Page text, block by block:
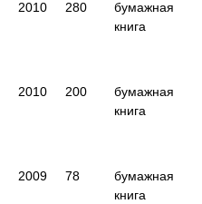
2010 280
бумажная
книга
2010 200
бумажная
книга
2009 78
бумажная
книга